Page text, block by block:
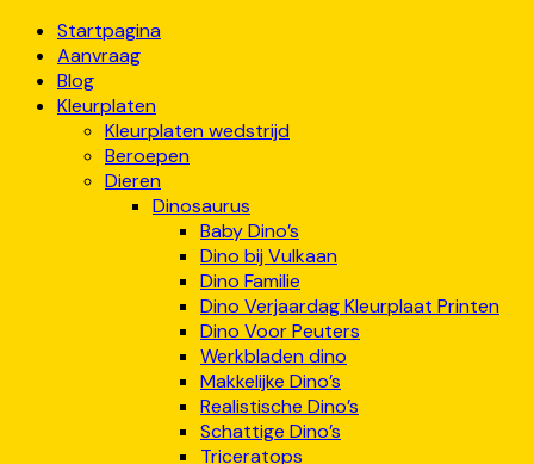
Startpagina
Aanvraag
Blog
Kleurplaten
Kleurplaten wedstrijd
Beroepen
Dieren
Dinosaurus
Baby Dino’s
Dino bij Vulkaan
Dino Familie
Dino Verjaardag Kleurplaat Printen
Dino Voor Peuters
Werkbladen dino
Makkelijke Dino’s
Realistische Dino’s
Schattige Dino’s
Triceratops